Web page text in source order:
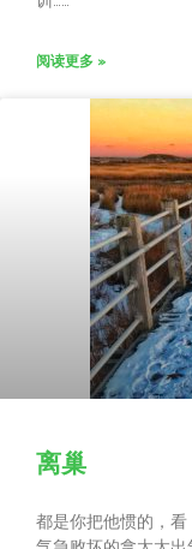
阅读更多 »
离巢
都是你把他惯的，